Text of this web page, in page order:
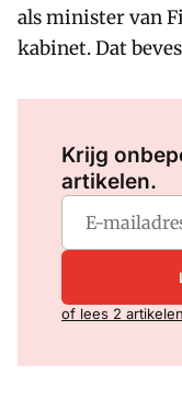
als minister van
kabinet. Dat
Krijg
artikelen.
of lees 2